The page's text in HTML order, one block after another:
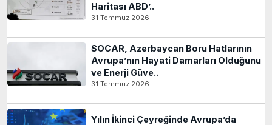
Haritası ABD’..
31 Temmuz 2026
SOCAR, Azerbaycan Boru Hatlarının
Avrupa’nın Hayati Damarları Olduğunu
ve Enerji Güve..
31 Temmuz 2026
Yılın İkinci Çeyreğinde Avrupa’da